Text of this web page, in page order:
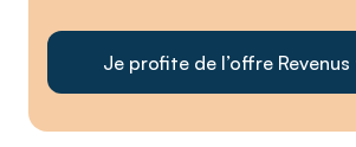
Je profite de l’offre